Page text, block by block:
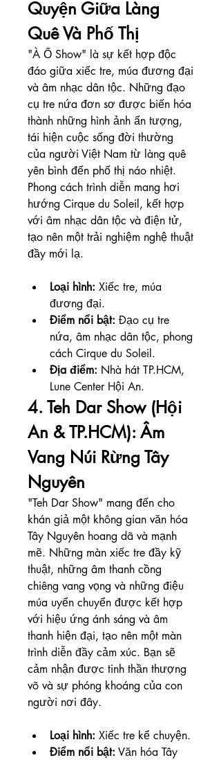
Quyện Giữa Làng
Quê Và Phố Thị
"À Ố Show" là sự kết hợp độc
đáo giữa xiếc tre, múa đương đại
và âm nhạc dân tộc. Những đạo
cụ tre nứa đơn sơ được biến hóa
thành những hình ảnh ấn tượng,
tái hiện cuộc sống đời thường
của người Việt Nam từ làng quê
yên bình đến phố thị náo nhiệt.
Phong cách trình diễn mang hơi
hướng Cirque du Soleil, kết hợp
với âm nhạc dân tộc và điện tử,
tạo nên một trải nghiệm nghệ thuật
đầy mới lạ.
Loại hình: Xiếc tre, múa
đương đại.
Điểm nổi bật: Đạo cụ tre
nứa, âm nhạc dân tộc, phong
cách Cirque du Soleil.
Địa điểm: Nhà hát TP.HCM,
Lune Center Hội An.
4. Teh Dar Show (Hội
An & TP.HCM): Âm
Vang Núi Rừng Tây
Nguyên
"Teh Dar Show" mang đến cho
khán giả một không gian văn hóa
Tây Nguyên hoang dã và mạnh
mẽ. Những màn xiếc tre đầy kỹ
thuật, những âm thanh cồng
chiêng vang vọng và những điệu
múa uyển chuyển được kết hợp
với hiệu ứng ánh sáng và âm
thanh hiện đại, tạo nên một màn
trình diễn đầy cảm xúc. Bạn sẽ
cảm nhận được tinh thần thượng
võ và sự phóng khoáng của con
người nơi đây.
Loại hình: Xiếc tre kể chuyện.
Điểm nổi bật: Văn hóa Tây